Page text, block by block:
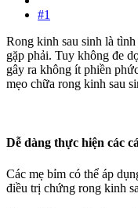
#1
Rong kinh sau sinh là
gặp phải. Tuy không đe
gây ra không ít phiền
mẹo chữa rong kinh sau
Dễ dàng thực hiện các
Các mẹ bỉm có thể áp
điều trị chứng rong kinh